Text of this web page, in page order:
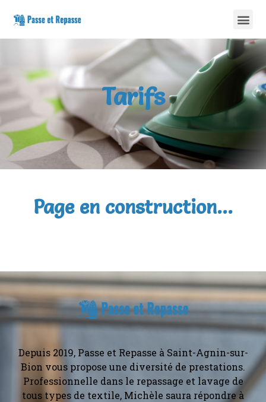
Tarifs
Page en construction...
Depuis 2019, Passe et Repasse à Saint-Agnin-sur-
Bion vous propose une diversité de prestations.
Professionnelle dans le repassage et lavage de
tous types de textile, Michèle saura répondre à